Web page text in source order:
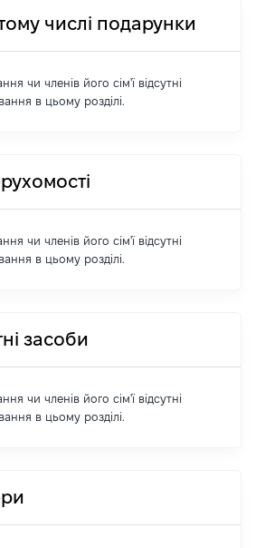
числі подарунки
чи членів його сім'ї відсутні
в цьому розділі.
чи членів його сім'ї відсутні
в цьому розділі.
засоби
чи членів його сім'ї відсутні
в цьому розділі.